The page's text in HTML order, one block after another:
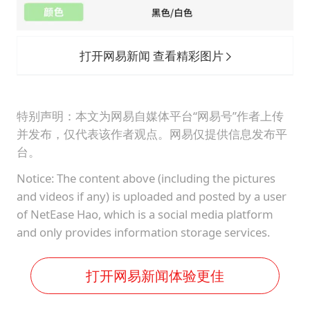
打开网易新闻 查看精彩图片
特别声明：本文为网易自媒体平台“网易号”作者上传
并发布，仅代表该作者观点。网易仅提供信息发布平
台。
Notice: The content above (including the pictures
and videos if any) is uploaded and posted by a user
of NetEase Hao, which is a social media platform
and only provides information storage services.
打开网易新闻体验更佳